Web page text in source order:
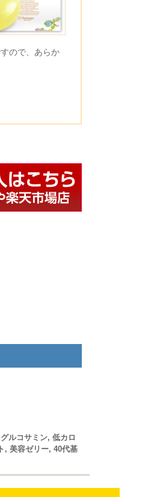
ので、あらか
グルコサミン, 低カロ
, 美容ゼリー, 40代基